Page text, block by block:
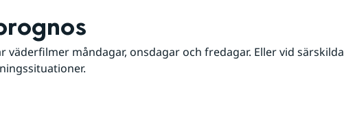
väderfilmer måndagar, onsdagar och fredagar. Eller vid särskilda